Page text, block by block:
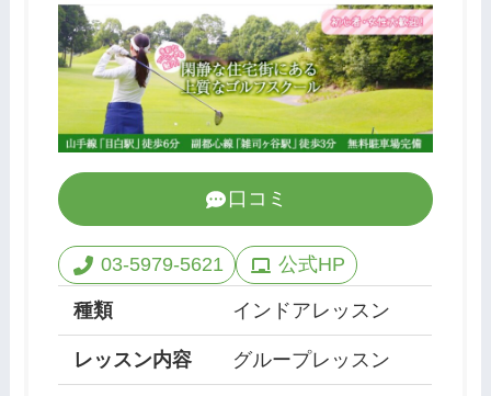
口コミ
03-5979-5621 公式HP
種類 インドアレッスン
レッスン内容 グループレッスン